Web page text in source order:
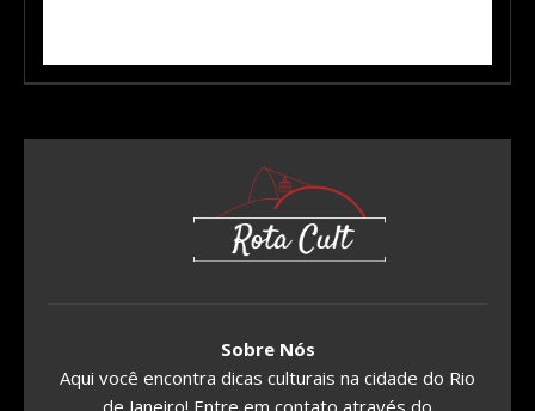
Sobre Nós
Aqui você encontra dicas culturais na cidade do Rio